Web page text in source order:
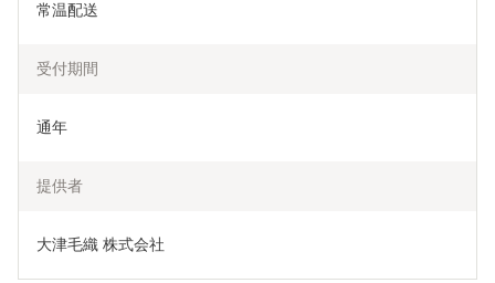
常温配送
受付期間
通年
提供者
大津毛織 株式会社